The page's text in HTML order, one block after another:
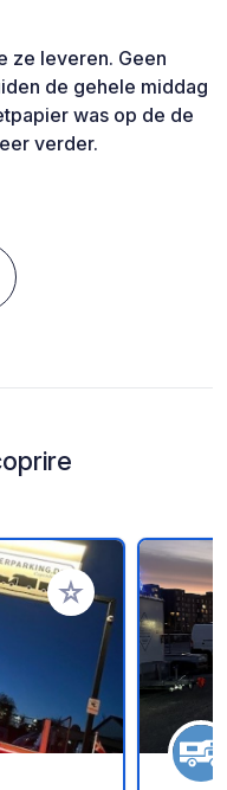
ze leveren. Geen
de gehele middag
was op de de
verder.
Aggiungi ai tuoi